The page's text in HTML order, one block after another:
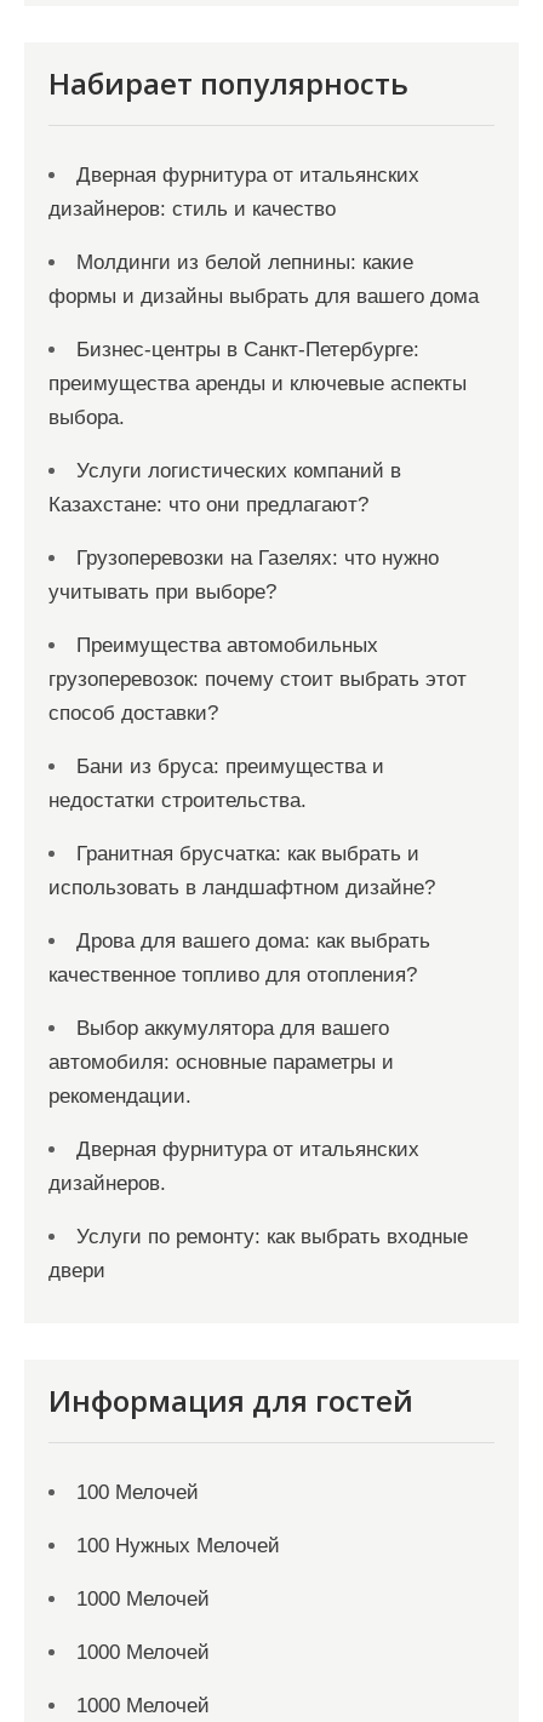
Набирает популярность
Дверная фурнитура от итальянских
дизайнеров: стиль и качество
Молдинги из белой лепнины: какие
формы и дизайны выбрать для вашего дома
Бизнес-центры в Санкт-Петербурге:
преимущества аренды и ключевые аспекты
выбора.
Услуги логистических компаний в
Казахстане: что они предлагают?
Грузоперевозки на Газелях: что нужно
учитывать при выборе?
Преимущества автомобильных
грузоперевозок: почему стоит выбрать этот
способ доставки?
Бани из бруса: преимущества и
недостатки строительства.
Гранитная брусчатка: как выбрать и
использовать в ландшафтном дизайне?
Дрова для вашего дома: как выбрать
качественное топливо для отопления?
Выбор аккумулятора для вашего
автомобиля: основные параметры и
рекомендации.
Дверная фурнитура от итальянских
дизайнеров.
Услуги по ремонту: как выбрать входные
двери
Информация для гостей
100 Мелочей
100 Нужных Мелочей
1000 Мелочей
1000 Мелочей
1000 Мелочей